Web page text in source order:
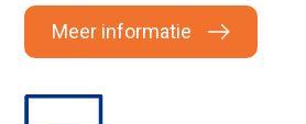
Meer informatie